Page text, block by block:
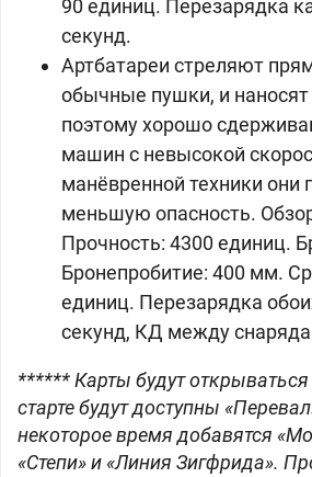
90 единиц. Перезарядка
секунд.
Артбатареи стреляют
обычные пушки, и
поэтому хорошо
машин с невысокой
манёвренной техники они
меньшую опасность.
Прочность: 4300 единиц.
Бронепробитие: 400 мм.
единиц. Перезарядка
секунд, КД между
****** Карты будут
старте будут доступны
некоторое время добавятся
«Степи» и «Линия Зигфрида».